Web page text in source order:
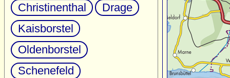
Christinenthal
Drage
Kaisborstel
Oldenborstel
Schenefeld